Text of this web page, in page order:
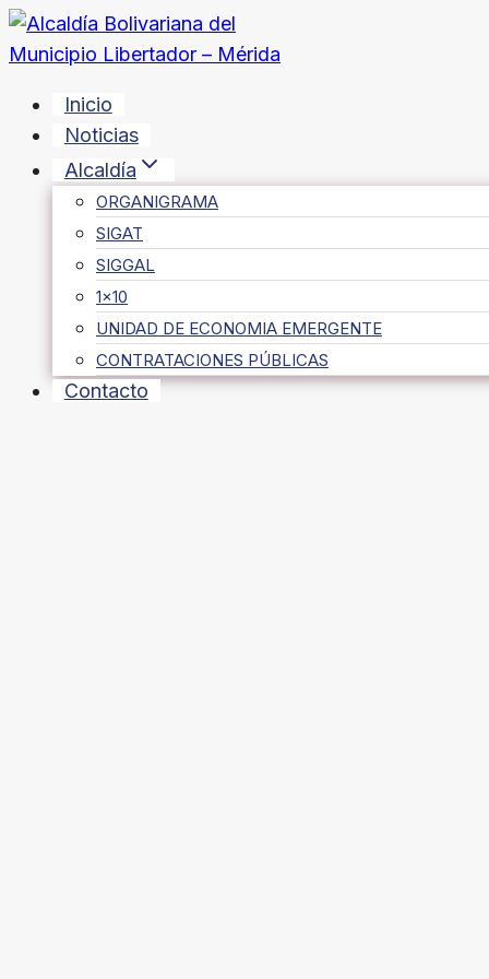
Saltar
al
Inicio
Noticias
Alcaldía
ORGANIGRAMA
SIGAT
SIGGAL
1×10
UNIDAD DE ECONOMIA EMERGENTE
CONTRATACIONES PÚBLICAS
Contacto